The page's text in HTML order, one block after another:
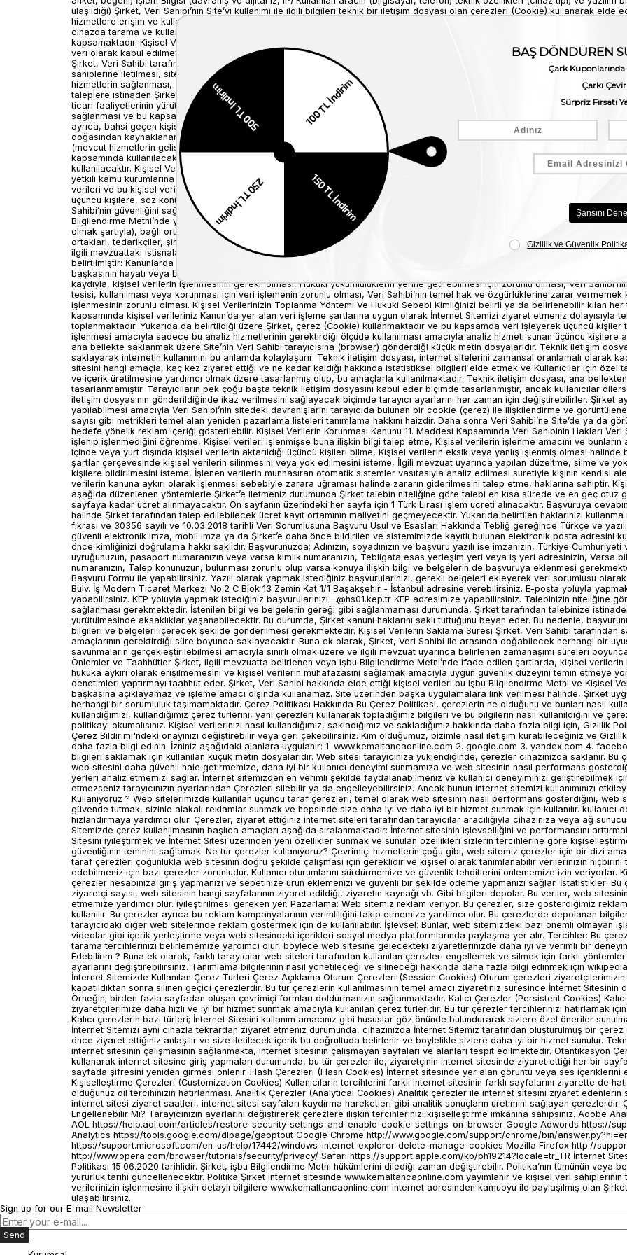
...@hs01.kep.tr KEP adresimize yapabilirsiniz. Talebinizin niteliğine göre bilgi ve belgelerin eksiksiz ve doğru olarak tarafımıza sağlanması gerekmektedir. İstenilen bilgi ve belgelerin gereği gibi sağlanmaması durumunda, Şirket tarafından talebinize istinaden yapılacak araştırmaların tam ve nitelikli şekilde yürütülmesinde aksaklıklar yaşanabilecektir. Bu durumda, Şirket kanuni haklarını saklı tuttuğunu beyan eder. Bu nedenle, başvurunuzun talebinizin niteliğine göre eksiksiz ve istenilen bilgileri ve belgeleri içerecek şekilde gönderilmesi gerekmektedir. Kişisel Verilerin Saklama Süresi Şirket, Veri Sahibi tarafından sağlanan kişisel verileri, yukarıda belirtilen işleme amaçlarının gerektirdiği süre boyunca saklayacaktır. Buna ek olarak, Şirket, Veri Sahibi ile arasında doğabilecek herhangi bir uyuşmazlık durumunda, uyuşmazlık kapsamında gerekli savunmaların gerçekleştirilebilmesi amacıyla sınırlı olmak üzere ve ilgili mevzuat uyarınca belirlenen zamanaşımı süreleri boyunca kişisel verileri saklayabilecektir. Veri Güvenliğine İlişkin Önlemler ve Taahhütler Şirket, ilgili mevzuatta belirlenen veya işbu Bilgilendirme Metni’nde ifade edilen şartlarda, kişisel verilerin hukuka aykırı olarak işlenmemesini, kişisel verilere hukuka aykırı olarak erişilmemesini ve kişisel verilerin muhafazasını sağlamak amacıyla uygun güvenlik düzeyini temin etmeye yönelik gerekli teknik ve idari tedbirleri almayı, gerekli denetimleri yaptırmayı taahhüt eder. Şirket, Veri Sahibi hakkında elde ettiği kişisel verileri bu işbu Bilgilendirme Metni ve Kişisel Verilerin Korunması Kanunu hükümlerine aykırı olarak başkasına açıklayamaz ve işleme amacı dışında kullanamaz. Site üzerinden başka uygulamalara link verilmesi halinde, Şirket uygulamaların gizlilik politikaları ve içeriklerine yönelik herhangi bir sorumluluk taşımamaktadır. Çerez Politikası Hakkında Bu Çerez Politikası, çerezlerin ne olduğunu ve bunları nasıl kullandığımızı açıklar. Çerezlerin ne olduğunu, bunları nasıl kullandığımızı, kullandığımız çerez türlerini, yani çerezleri kullanarak topladığımız bilgileri ve bu bilgilerin nasıl kullanıldığını ve çerez tercihlerinin nasıl kontrol edileceğini anlamak için bu politikayı okumalısınız. Kişisel verilerinizi nasıl kullandığımız, sakladığımız ve sakladığımız hakkında daha fazla bilgi için, Gizlilik Politikamıza bakın. İstediğiniz zaman web sitemizdeki Çerez Bildirimi'ndeki onayınızı değiştirebilir veya geri çekebilirsiniz. Kim olduğumuz, bizimle nasıl iletişim kurabileceğiniz ve Gizlilik Politikamızdaki kişisel verileri nasıl işlediğimiz hakkında daha fazla bilgi edinin. İzniniz aşağıdaki alanlara uygulanır: 1. www.kemaltancaonline.com 2. google.com 3. yandex.com 4. facebook.com 5. instagram.com Çerez Nedir? Çerezler, küçük bilgileri saklamak için kullanılan küçük metin dosyalarıdır. Web sitesi tarayıcınıza yüklendiğinde, çerezler cihazınızda saklanır. Bu çerezler, web sitesinin düzgün çalışmasını sağlamamıza, web sitesini daha güvenli hale getirmemize, daha iyi bir kullanıcı deneyimi sunmamıza ve web sitesinin nasıl performans gösterdiğini ve neyin işe yaradığını ve iyileştirilmesi gereken yerleri analiz etmemizi sağlar. İnternet sitemizden en verimli şekilde faydalanabilmeniz ve kullanıcı deneyiminizi geliştirebilmek için Çerez kullanıyoruz. Çerez kullanılmasını tercih etmezseniz tarayıcınızın ayarlarından Çerezleri silebilir ya da engelleyebilirsiniz. Ancak bunun internet sitemizi kullanımınızı etkileyebileceğini hatırlatmak isteriz. Çerezleri Nasıl Kullanıyoruz ? Web sitelerimizde kullanılan üçüncü taraf çerezleri, temel olarak web sitesinin nasıl performans gösterdiğini, web sitemizle nasıl etkileşimde bulunduğunuzu, hizmetlerimizi güvende tutmak, sizinle alakalı reklamlar sunmak ve hepsinde size daha iyi ve daha iyi bir hizmet sunmak için kullanılır. kullanıcı deneyimi ve web sitemizle gelecekteki etkileşimlerinizi hızlandırmaya yardımcı olur. Çerezler, ziyaret ettiğiniz internet siteleri tarafından tarayıcılar aracılığıyla cihazınıza veya ağ sunucusuna depolanan küçük metin dosyalarıdır. İnternet Sitemizde çerez kullanılmasının başlıca amaçları aşağıda sıralanmaktadır: İnternet sitesinin işlevselliğini ve performansını arttırmak yoluyla sizlere sunulan hizmetleri geliştirmek, İnternet Sitesini iyileştirmek ve İnternet Sitesi üzerinden yeni özellikler sunmak ve sunulan özellikleri sizlerin tercihlerine göre kişiselleştirmek; İnternet Sitesinin, sizin ve Şirketimizin hukuki ve ticari güvenliğinin teminini sağlamak. Ne tür çerezler kullanıyoruz? Çevrimiçi hizmetlerin çoğu gibi, web sitemiz çerezler için bir dizi amaç için birinci ve üçüncü taraf çerezleri kullanır. Birinci taraf çerezleri çoğunlukla web sitesinin doğru şekilde çalışması için gereklidir ve kişisel olarak tanımlanabilir verilerinizin hiçbirini
Sign up for our E-mail Newsletter
Send